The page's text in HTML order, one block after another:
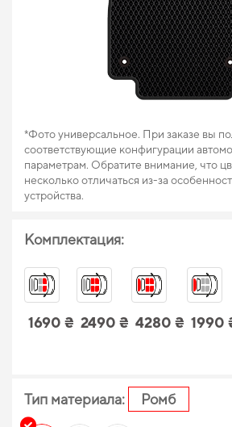
*Фото универсальное. При заказе вы
соответствующие конфигурации
параметрам. Обратите внимание, что
несколько отличаться из-за
устройства.
Комплектация:
1690 ₴ 2490 ₴ 4280 ₴ 1990
Тип материала: Ромб